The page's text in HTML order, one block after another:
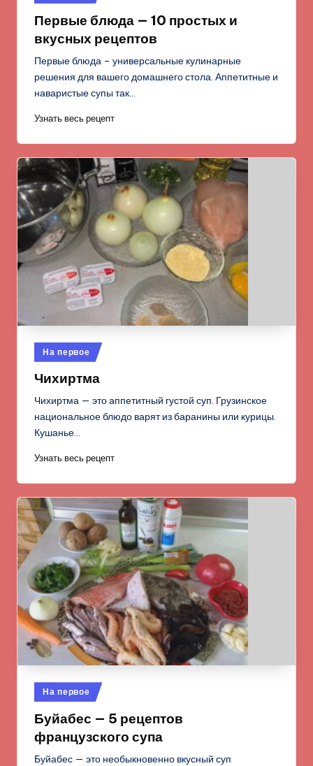
в
Первые блюда — 10 простых и
вкусных рецептов
Первые блюда – универсальные кулинарные
решения для вашего домашнего стола. Аппетитные и
наваристые супы так…
Узнать весь рецепт
Опубликовано
в
На первое
Чихиртма
Чихиртма — это аппетитный густой суп. Грузинское
национальное блюдо варят из баранины или курицы.
Кушанье…
Узнать весь рецепт
Опубликовано
в
На первое
Буйабес — 5 рецептов
французского супа
Буйабес — это необыкновенно вкусный суп